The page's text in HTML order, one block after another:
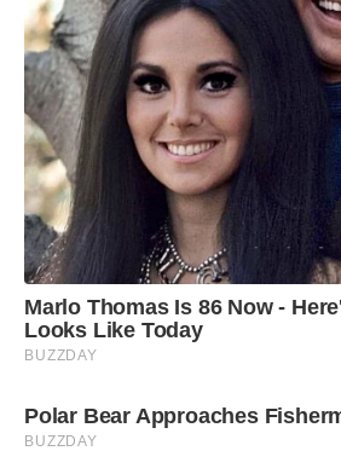
Marlo Thomas Is 86 Now -
Looks Like Today
BUZZDAY
Polar Bear Approaches
BUZZDAY